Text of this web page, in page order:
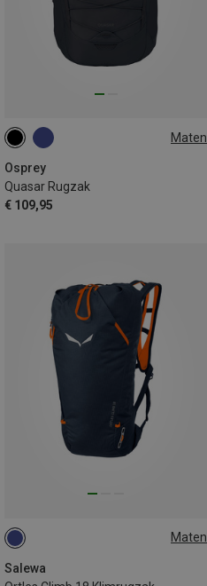
Maten
Osprey
Quasar Rugzak
€ 109,95
26L
Maten
Salewa
18L